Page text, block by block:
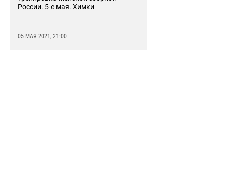
России. 5-е мая. Химки
05 МАЯ 2021, 21:00